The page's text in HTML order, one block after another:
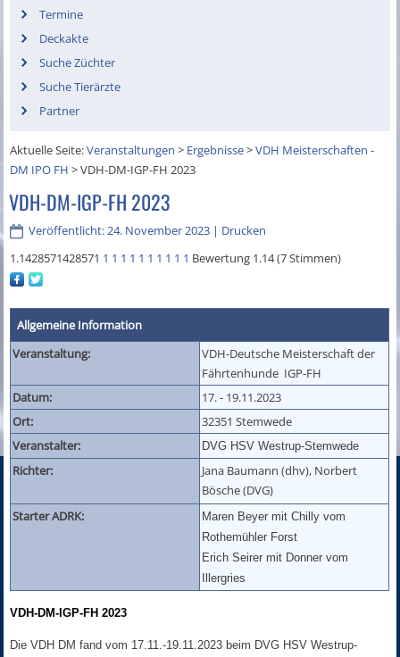
Termine
Deckakte
Suche Züchter
Suche Tierärzte
Partner
Aktuelle Seite:Veranstaltungen > Ergebnisse>VDH Meisterschaften -
DM IPO FH >VDH-DM-IGP-FH 2023
VDH-DM-IGP-FH 2023
Veröffentlicht: 24. November 2023 | Drucken
1.1428571428571 1 1 1 1 1 1 1 1 1 1 Bewertung 1.14 (7 Stimmen)
Allgemeine Information
Veranstaltung:
VDH-Deutsche Meisterschaft der
Fährtenhunde IGP-FH
Datum:
17. - 19.11.2023
Ort:
32351 Stemwede
Veranstalter:
DVG HSV Westrup-Stemwede
Richter:
Jana Baumann (dhv), Norbert
Bösche (DVG)
Starter ADRK:
Maren Beyer mit Chilly vom
Rothemühler Forst
Erich Seirer mit Donner vom
Illergries
VDH-DM-IGP-FH 2023
Die VDH DM fand vom 17.11.-19.11.2023 beim DVG HSV Westrup-